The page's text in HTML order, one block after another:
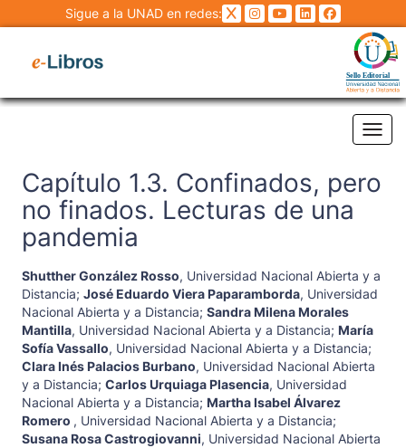
Sigue a la UNAD en redes:
Capítulo 1.3. Confinados, pero
no finados. Lecturas de una
pandemia
Shutther González Rosso, Universidad Nacional Abierta y a
Distancia; José Eduardo Viera Paparamborda, Universidad
Nacional Abierta y a Distancia; Sandra Milena Morales
Mantilla, Universidad Nacional Abierta y a Distancia; María
Sofía Vassallo, Universidad Nacional Abierta y a Distancia;
Clara Inés Palacios Burbano, Universidad Nacional Abierta
y a Distancia; Carlos Urquiaga Plasencia, Universidad
Nacional Abierta y a Distancia; Martha Isabel Álvarez
Romero , Universidad Nacional Abierta y a Distancia;
Susana Rosa Castrogiovanni, Universidad Nacional Abierta